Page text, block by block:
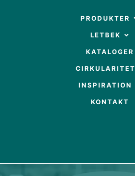
PRODUKTER
LETBEK
KATALOGER
CIRKULARITET
INSPIRATION
KONTAKT